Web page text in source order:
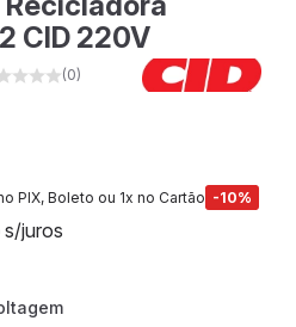
CID 220V
(0)
PIX, Boleto ou 1x no Cartão -10%
s/juros